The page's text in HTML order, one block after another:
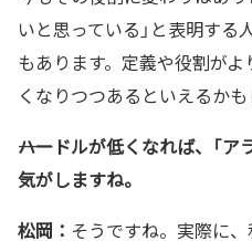
いと思っている」と表明する
もあります。定義や役割が
くなりつつあるといえるかも
――ハードルが低くなれば、「
気がしますね。
松岡： そうですね。実際に、